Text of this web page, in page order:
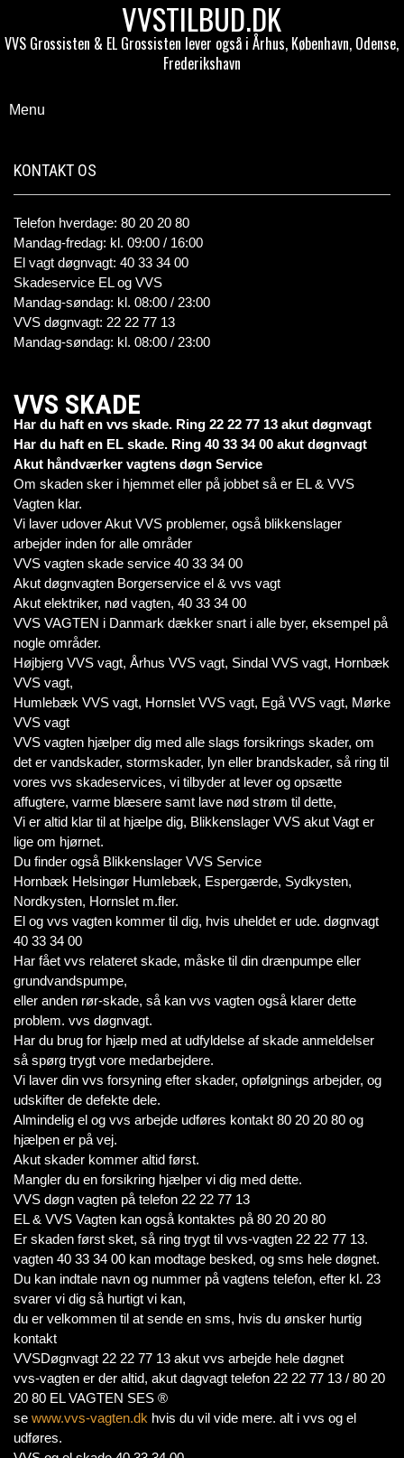
VVSTILBUD.DK
VVS Grossisten & EL Grossisten lever også i Århus, København, Odense,
Frederikshavn
Menu
KONTAKT OS
Telefon hverdage: 80 20 20 80
Mandag-fredag: kl. 09:00 / 16:00
El vagt døgnvagt: 40 33 34 00
Skadeservice EL og VVS
Mandag-søndag: kl. 08:00 / 23:00
VVS døgnvagt: 22 22 77 13
Mandag-søndag: kl. 08:00 / 23:00
VVS SKADE
Har du haft en vvs skade. Ring 22 22 77 13 akut døgnvagt
Har du haft en EL skade. Ring 40 33 34 00 akut døgnvagt
Akut håndværker vagtens døgn Service
Om skaden sker i hjemmet eller på jobbet så er EL & VVS
Vagten klar.
Vi laver udover Akut VVS problemer, også blikkenslager
arbejder inden for alle områder
VVS vagten skade service 40 33 34 00
Akut døgnvagten Borgerservice el & vvs vagt
Akut elektriker, nød vagten, 40 33 34 00
VVS VAGTEN i Danmark dækker snart i alle byer, eksempel på
nogle områder.
Højbjerg VVS vagt, Århus VVS vagt, Sindal VVS vagt, Hornbæk
VVS vagt,
Humlebæk VVS vagt, Hornslet VVS vagt, Egå VVS vagt, Mørke
VVS vagt
VVS vagten hjælper dig med alle slags forsikrings skader, om
det er vandskader, stormskader, lyn eller brandskader, så ring til
vores vvs skadeservices, vi tilbyder at lever og opsætte
affugtere, varme blæsere samt lave nød strøm til dette,
Vi er altid klar til at hjælpe dig, Blikkenslager VVS akut Vagt er
lige om hjørnet.
Du finder også Blikkenslager VVS Service
Hornbæk Helsingør Humlebæk, Espergærde, Sydkysten,
Nordkysten, Hornslet m.fler.
El og vvs vagten kommer til dig, hvis uheldet er ude. døgnvagt
40 33 34 00
Har fået vvs relateret skade, måske til din drænpumpe eller
grundvandspumpe,
eller anden rør-skade, så kan vvs vagten også klarer dette
problem. vvs døgnvagt.
Har du brug for hjælp med at udfyldelse af skade anmeldelser
så spørg trygt vore medarbejdere.
Vi laver din vvs forsyning efter skader, opfølgnings arbejder, og
udskifter de defekte dele.
Almindelig el og vvs arbejde udføres kontakt 80 20 20 80 og
hjælpen er på vej.
Akut skader kommer altid først.
Mangler du en forsikring hjælper vi dig med dette.
VVS døgn vagten på telefon 22 22 77 13
EL & VVS Vagten kan også kontaktes på 80 20 20 80
Er skaden først sket, så ring trygt til vvs-vagten 22 22 77 13.
vagten 40 33 34 00 kan modtage besked, og sms hele døgnet.
Du kan indtale navn og nummer på vagtens telefon, efter kl. 23
svarer vi dig så hurtigt vi kan,
du er velkommen til at sende en sms, hvis du ønsker hurtig
kontakt
VVSDøgnvagt 22 22 77 13 akut vvs arbejde hele døgnet
vvs-vagten er der altid, akut dagvagt telefon 22 22 77 13 / 80 20
20 80 EL VAGTEN SES ®
se www.vvs-vagten.dk hvis du vil vide mere. alt i vvs og el
udføres.